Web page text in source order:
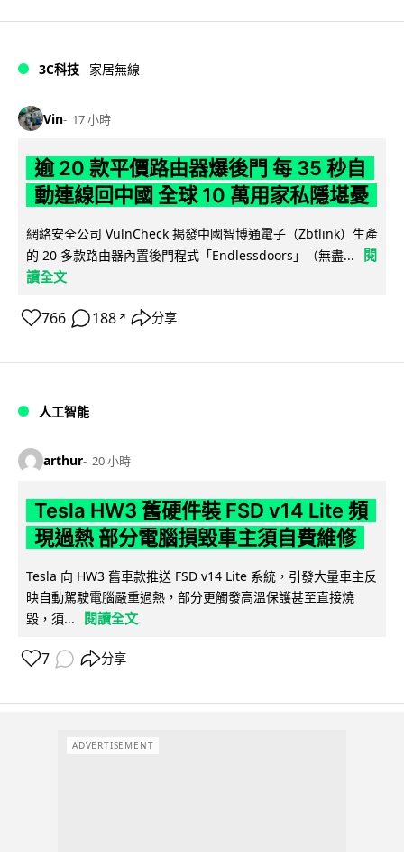
3C科技 家居無線
Vin 17 小時
逾 20 款平價路由器爆後門 每 35 秒自
動連線回中國 全球 10 萬用家私隱堪憂
網絡安全公司 VulnCheck 揭發中國智博通電子（Zbtlink）生產
的 20 多款路由器內置後門程式「Endlessdoors」（無盡...
閱
讀全文
766 188 ↗ 分享
人工智能
arthur 20 小時
Tesla HW3 舊硬件裝 FSD v14 Lite 頻
現過熱 部分電腦損毀車主須自費維修
Tesla 向 HW3 舊車款推送 FSD v14 Lite 系統，引發大量車主反
映自動駕駛電腦嚴重過熱，部分更觸發高溫保護甚至直接燒
毀，須...
閱讀全文
7 分享
ADVERTISEMENT